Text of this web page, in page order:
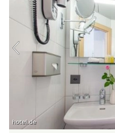
hotel.de